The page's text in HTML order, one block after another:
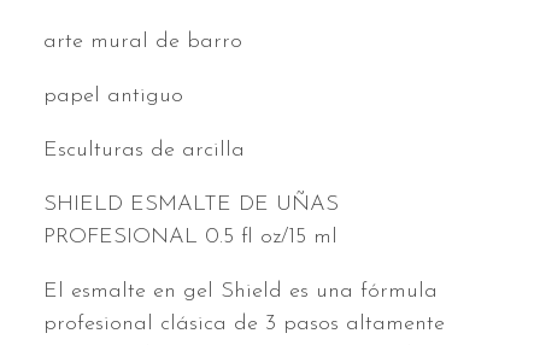
arte mural de barro
papel antiguo
Esculturas de arcilla
SHIELD ESMALTE DE UÑAS
PROFESIONAL 0.5 fl oz/15 ml
El esmalte en gel Shield es una fórmula
profesional clásica de 3 pasos altamente